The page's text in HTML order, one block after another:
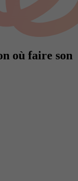
où faire son